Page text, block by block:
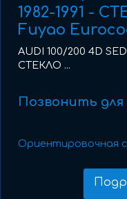
1982-1991 -
Fuyao
AUDI 100/200 4D
СТЕКЛО ...
Позвонить
Ориентировочная